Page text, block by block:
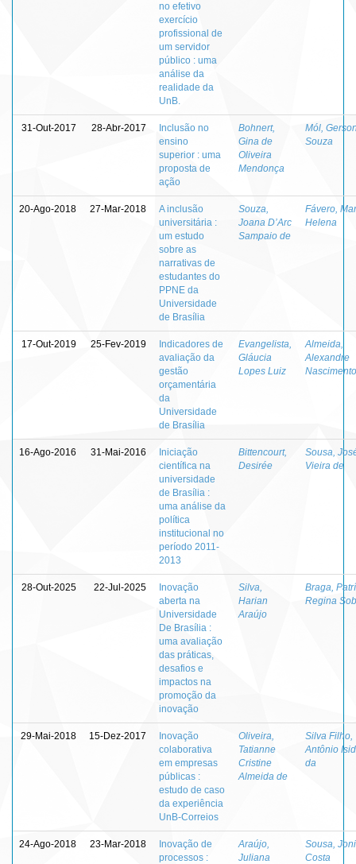
no efetivo
exercício
profissional de
um servidor
público : uma
análise da
realidade da
UnB.
31-Out-2017 28-Abr-2017
Inclusão no
ensino
superior : uma
proposta de
ação
Bohnert,
Gina de
Oliveira
Mendonça
Mól,
Souza
20-Ago-2018 27-Mar-2018
A inclusão
universitária :
um estudo
sobre as
narrativas de
estudantes do
PPNE da
Universidade
de Brasília
Souza,
Joana D’Arc
Sampaio de
Fávero,
Helena
17-Out-2019 25-Fev-2019
Indicadores de
avaliação da
gestão
orçamentária
da
Universidade
de Brasília
Evangelista,
Gláucia
Lopes Luiz
Almeida,
Alexandre
16-Ago-2016 31-Mai-2016
Iniciação
científica na
universidade
de Brasília :
uma análise da
política
institucional no
período 2011-
2013
Bittencourt,
Desirée
Sousa,
Vieira de
28-Out-2025 22-Jul-2025
Inovação
aberta na
Universidade
De Brasília :
uma avaliação
das práticas,
desafios e
impactos na
promoção da
inovação
Silva,
Harian
Araújo
Braga,
Regina
29-Mai-2018 15-Dez-2017
Inovação
colaborativa
em empresas
públicas :
estudo de caso
da experiência
UnB-Correios
Oliveira,
Tatianne
Cristine
Almeida de
Silva Filho,
Antônio
da
24-Ago-2018 23-Mar-2018
Inovação de
processos :
Araújo,
Juliana
Sousa,
Costa